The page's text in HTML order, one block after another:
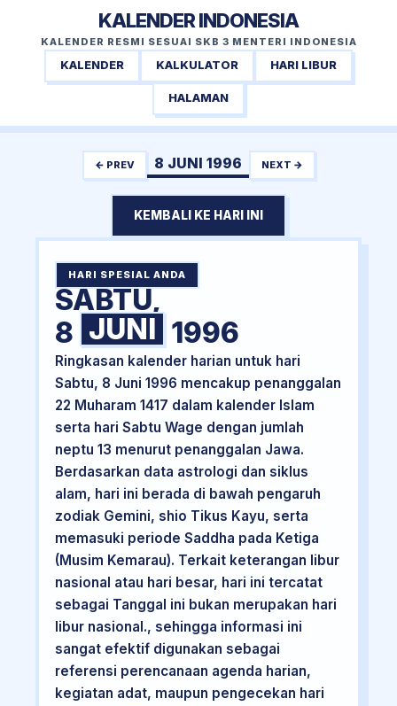
KALENDER INDONESIA
KALENDER RESMI SESUAI SKB 3 MENTERI INDONESIA
KALENDER KALKULATOR HARI LIBUR
HALAMAN
← PREV 8 JUNI 1996 NEXT →
KEMBALI KE HARI INI
HARI SPESIAL ANDA
SABTU,
8 JUNI 1996
Ringkasan kalender harian untuk hari
Sabtu, 8 Juni 1996 mencakup penanggalan
22 Muharam 1417 dalam kalender Islam
serta hari Sabtu Wage dengan jumlah
neptu 13 menurut penanggalan Jawa.
Berdasarkan data astrologi dan siklus
alam, hari ini berada di bawah pengaruh
zodiak Gemini, shio Tikus Kayu, serta
memasuki periode Saddha pada Ketiga
(Musim Kemarau). Terkait keterangan libur
nasional atau hari besar, hari ini tercatat
sebagai Tanggal ini bukan merupakan hari
libur nasional., sehingga informasi ini
sangat efektif digunakan sebagai
referensi perencanaan agenda harian,
kegiatan adat, maupun pengecekan hari